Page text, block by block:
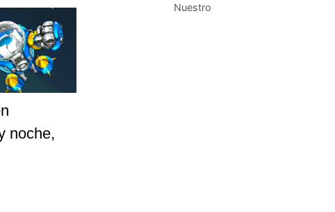
noche,
Nuestro